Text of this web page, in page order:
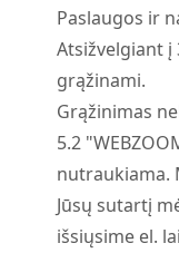
Paslaugos ir
Atsižvelgiant į
grąžinami.
Grąžinimas
5.2
nutraukiama.
Jūsų sutartį
išsiųsime el.